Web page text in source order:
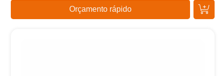
Orçamento rápido